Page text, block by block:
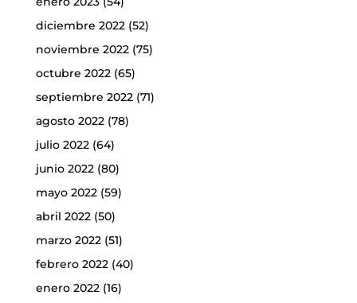
diciembre 2022(52)
noviembre 2022(75)
octubre 2022(65)
septiembre 2022(71)
agosto 2022(78)
julio 2022(64)
junio 2022(80)
mayo 2022(59)
abril 2022(50)
marzo 2022(51)
febrero 2022(40)
enero 2022(16)